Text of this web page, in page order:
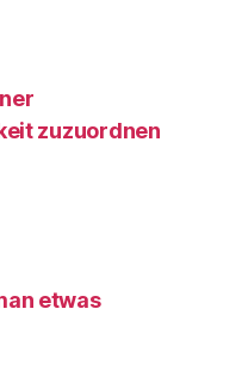
zuzuordnen
etwas